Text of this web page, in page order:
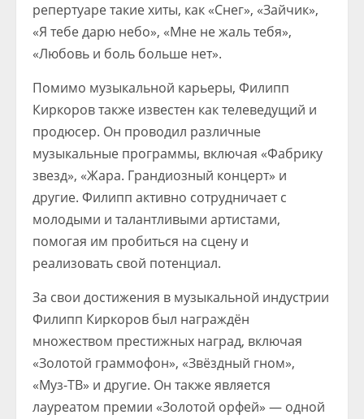
репертуаре такие хиты, как «Снег», «Зайчик»,
«Я тебе дарю небо», «Мне не жаль тебя»,
«Любовь и боль больше нет».
Помимо музыкальной карьеры, Филипп
Киркоров также известен как телеведущий и
продюсер. Он проводил различные
музыкальные программы, включая «Фабрику
звезд», «Жара. Грандиозный концерт» и
другие. Филипп активно сотрудничает с
молодыми и талантливыми артистами,
помогая им пробиться на сцену и
реализовать свой потенциал.
За свои достижения в музыкальной индустрии
Филипп Киркоров был награждён
множеством престижных наград, включая
«Золотой граммофон», «Звёздный гном»,
«Муз-ТВ» и другие. Он также является
лауреатом премии «Золотой орфей» — одной